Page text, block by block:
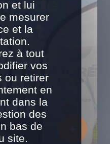
et
à
et lui
mesurer
et la
à tout
vos
ou retirer
en
dans la
des
bas de
site.